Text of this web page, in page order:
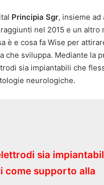
Principia Sgr, insieme ad
nel 2015 e un altro
è e cosa fa Wise per
che sviluppa. Mediante la
sia impiantabili che
neurologiche.
sia
come supporto alla